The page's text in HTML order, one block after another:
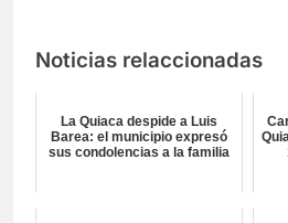
Noticias relaccionadas
La Quiaca despide a Luis
Barea: el municipio expresó
sus condolencias a la familia